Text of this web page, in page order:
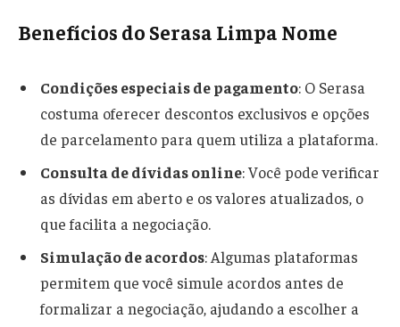
Benefícios do Serasa Limpa Nome
Condições especiais de pagamento: O Serasa
costuma oferecer descontos exclusivos e opções
de parcelamento para quem utiliza a plataforma.
Consulta de dívidas online: Você pode verificar
as dívidas em aberto e os valores atualizados, o
que facilita a negociação.
Simulação de acordos: Algumas plataformas
permitem que você simule acordos antes de
formalizar a negociação, ajudando a escolher a